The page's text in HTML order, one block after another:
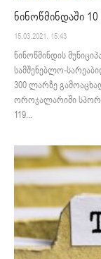
ნინოწმინდაში
15.03.2021. 15:43
ნინოწმინდის
სამშენებლო-
300 ლარზე
ოროჯალარიში
119...